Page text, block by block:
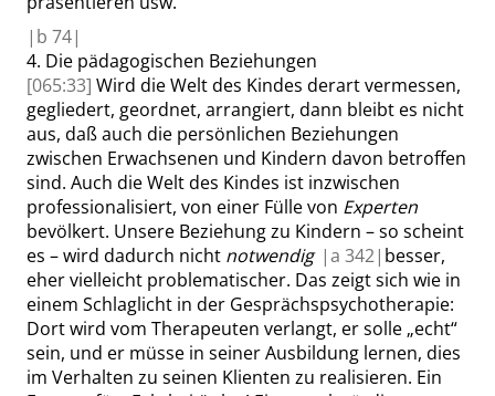
| b 74|
4. Die pädagogischen Beziehungen
[065:33] Wird die Welt des Kindes derart vermessen,
gegliedert, geordnet, arrangiert, dann bleibt es nicht
aus, daß auch die persönlichen Beziehungen
zwischen Erwachsenen und Kindern davon betroffen
sind. Auch die Welt des Kindes ist inzwischen
professionalisiert, von einer Fülle von Experten
bevölkert. Unsere Beziehung zu Kindern – so scheint
es – wird dadurch nicht notwendig |a 342| besser,
eher vielleicht problematischer. Das zeigt sich wie in
einem Schlaglicht in der Gesprächspsychotherapie:
Dort wird vom Therapeuten verlangt, er solle „echt“
sein, und er müsse in seiner Ausbildung lernen, dies
im Verhalten zu seinen Klienten zu realisieren. Ein